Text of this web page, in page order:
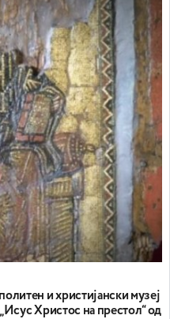
и христијански музеј
Христос на престол“ од